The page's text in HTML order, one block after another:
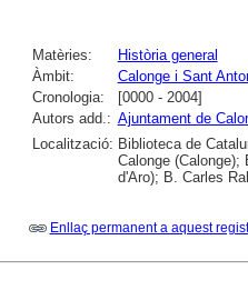
Matèries:
Història general
Àmbit:
Calonge i Sant
Cronologia:
[0000 - 2004]
Autors add.: Ajuntament de
Localització: Biblioteca de
Calonge (Calonge);
d'Aro); B. Carles
Enllaç permanent a aquest